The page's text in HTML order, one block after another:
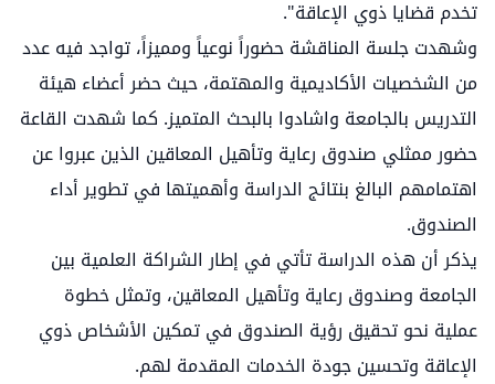
تخدم قضايا ذوي الإعاقة".
وشهدت جلسة المناقشة حضوراً نوعياً ومميزاً، تواجد فيه عدد
من الشخصيات الأكاديمية والمهتمة، حيث حضر أعضاء هيئة
التدريس بالجامعة واشادوا بالبحث المتميز. كما شهدت القاعة
حضور ممثلي صندوق رعاية وتأهيل المعاقين الذين عبروا عن
اهتمامهم البالغ بنتائج الدراسة وأهميتها في تطوير أداء
الصندوق.
يذكر أن هذه الدراسة تأتي في إطار الشراكة العلمية بين
الجامعة وصندوق رعاية وتأهيل المعاقين، وتمثل خطوة
عملية نحو تحقيق رؤية الصندوق في تمكين الأشخاص ذوي
الإعاقة وتحسين جودة الخدمات المقدمة لهم.